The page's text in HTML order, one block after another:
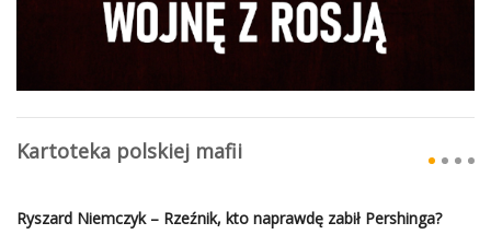
Kartoteka polskiej mafii
Ryszard Niemczyk – Rzeźnik, kto naprawdę zabił Pershinga?